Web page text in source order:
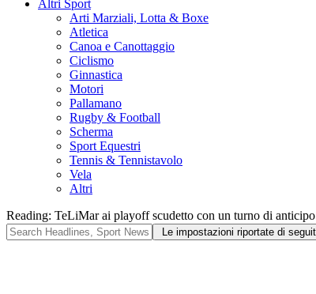
Altri Sport
Arti Marziali, Lotta & Boxe
Atletica
Canoa e Canottaggio
Ciclismo
Ginnastica
Motori
Pallamano
Rugby & Football
Scherma
Sport Equestri
Tennis & Tennistavolo
Vela
Altri
Reading: TeLiMar ai playoff scudetto con un turno di anticipo